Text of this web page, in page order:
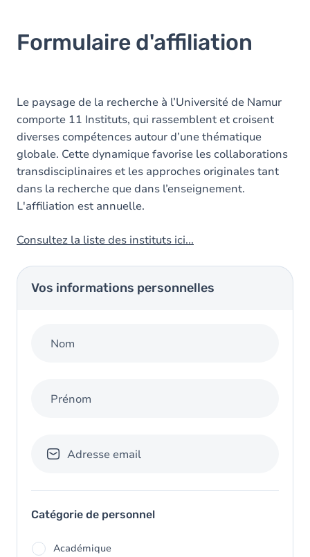
Formulaire d'affiliation
Le paysage de la recherche à l’Université de Namur
comporte 11 Instituts, qui rassemblent et croisent
diverses compétences autour d’une thématique
globale. Cette dynamique favorise les collaborations
transdisciplinaires et les approches originales tant
dans la recherche que dans l’enseignement.
L'affiliation est annuelle.
Consultez la liste des instituts ici...
Vos informations personnelles
Nom
Prénom
Adresse email
Catégorie de personnel
Académique